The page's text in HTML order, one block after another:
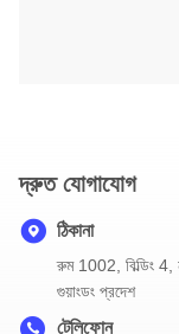
দ্রুত যোগাযোগ
ঠিকানা
রুম 1002, বিল্ডিং 4,
গুয়াংডং প্রদেশ
টেলিফোন